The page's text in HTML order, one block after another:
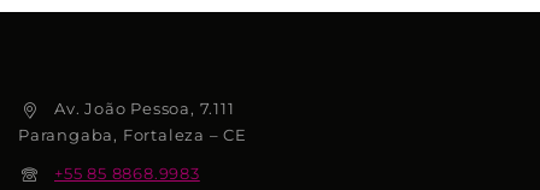
Av. João Pessoa, 7.111
Parangaba, Fortaleza – CE
+55 85 8868.9983